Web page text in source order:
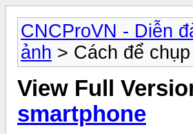
CNCProVN - Diễn
ảnh > Cách để
View Full
smartphone